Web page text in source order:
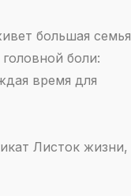
большая семья
боли:
время для
Листок жизни‎,